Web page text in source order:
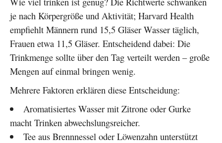
je nach Körpergröße und Aktivität; Harvard Health
empfiehlt Männern rund 15,5 Gläser Wasser täglich,
Frauen etwa 11,5 Gläser. Entscheidend dabei: Die
Trinkmenge sollte über den Tag verteilt werden – große
Mengen auf einmal bringen wenig.
Mehrere Faktoren erklären diese Entscheidung:
Aromatisiertes Wasser mit Zitrone oder Gurke
macht Trinken abwechslungsreicher.
Tee aus Brennnessel oder Löwenzahn unterstützt